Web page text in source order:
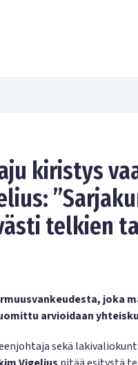
kiristys
telkien
joka
arvioidaan
sekä